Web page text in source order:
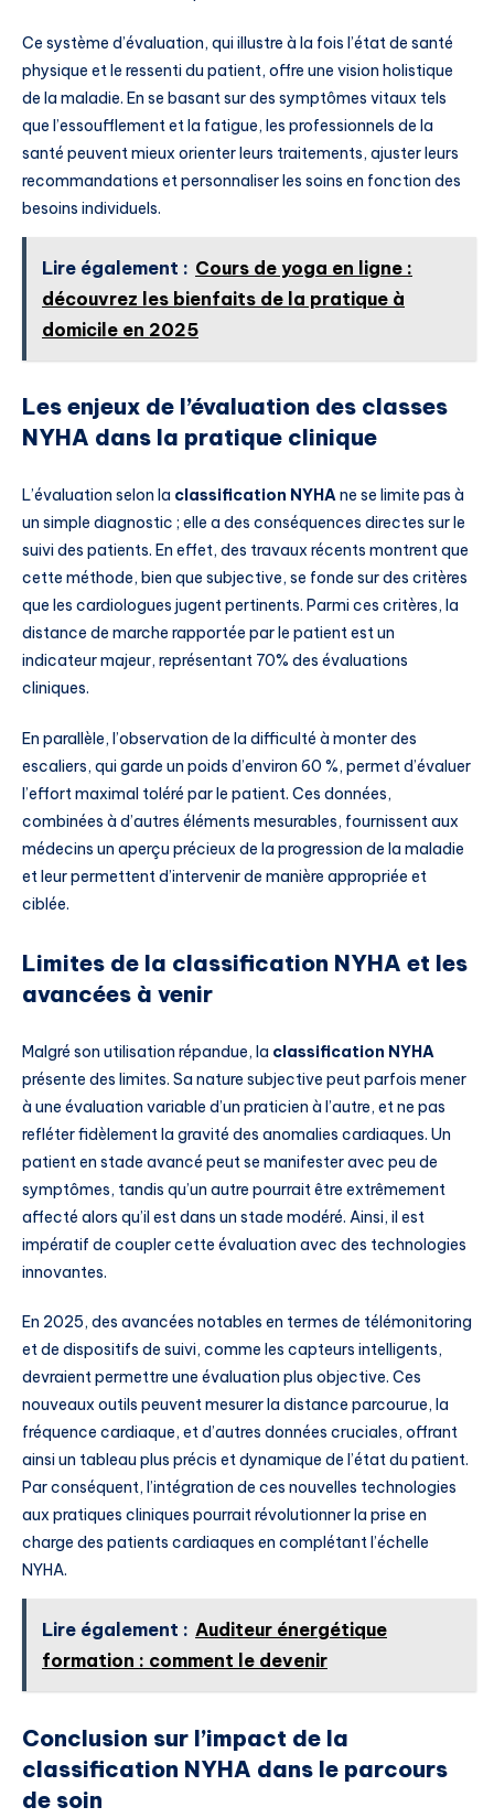
Ce système d’évaluation, qui illustre à la fois l’état de santé
physique et le ressenti du patient, offre une vision holistique
de la maladie. En se basant sur des symptômes vitaux tels
que l’essoufflement et la fatigue, les professionnels de la
santé peuvent mieux orienter leurs traitements, ajuster leurs
recommandations et personnaliser les soins en fonction des
besoins individuels.
Lire également : Cours de yoga en ligne :
découvrez les bienfaits de la pratique à
domicile en 2025
Les enjeux de l’évaluation des classes
NYHA dans la pratique clinique
L’évaluation selon la classification NYHAne se limite pas à
un simple diagnostic ; elle a des conséquences directes sur le
suivi des patients. En effet, des travaux récents montrent que
cette méthode, bien que subjective, se fonde sur des critères
que les cardiologues jugent pertinents. Parmi ces critères, la
distance de marche rapportée par le patient est un
indicateur majeur, représentant 70% des évaluations
cliniques.
En parallèle, l’observation de la difficulté à monter des
escaliers, qui garde un poids d’environ 60 %, permet d’évaluer
l’effort maximal toléré par le patient. Ces données,
combinées à d’autres éléments mesurables, fournissent aux
médecins un aperçu précieux de la progression de la maladie
et leur permettent d’intervenir de manière appropriée et
ciblée.
Limites de la classification NYHA et les
avancées à venir
Malgré son utilisation répandue, la classification NYHA
présente des limites. Sa nature subjective peut parfois mener
à une évaluation variable d’un praticien à l’autre, et ne pas
refléter fidèlement la gravité des anomalies cardiaques. Un
patient en stade avancé peut se manifester avec peu de
symptômes, tandis qu’un autre pourrait être extrêmement
affecté alors qu’il est dans un stade modéré. Ainsi, il est
impératif de coupler cette évaluation avec des technologies
innovantes.
En 2025, des avancées notables en termes de télémonitoring
et de dispositifs de suivi, comme les capteurs intelligents,
devraient permettre une évaluation plus objective. Ces
nouveaux outils peuvent mesurer la distance parcourue, la
fréquence cardiaque, et d’autres données cruciales, offrant
ainsi un tableau plus précis et dynamique de l’état du patient.
Par conséquent, l’intégration de ces nouvelles technologies
aux pratiques cliniques pourrait révolutionner la prise en
charge des patients cardiaques en complétant l’échelle
NYHA.
Lire également : Auditeur énergétique
formation : comment le devenir
Conclusion sur l’impact de la
classification NYHA dans le parcours
de soin